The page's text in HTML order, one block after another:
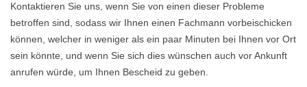
Kontaktieren Sie uns, wenn Sie von einen dieser Probleme
betroffen sind, sodass wir Ihnen einen Fachmann vorbeischicken
können, welcher in weniger als ein paar Minuten bei Ihnen vor Ort
sein könnte, und wenn Sie sich dies wünschen auch vor Ankunft
anrufen würde, um Ihnen Bescheid zu geben.